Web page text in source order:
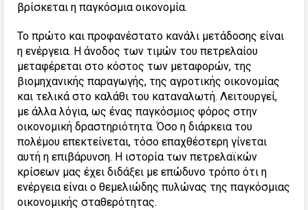
βρίσκεται η παγκόσμια οικονομία.
Το πρώτο και προφανέστατο κανάλι μετάδοσης είναι
η ενέργεια. Η άνοδος των τιμών του πετρελαίου
μεταφέρεται στο κόστος των μεταφορών, της
βιομηχανικής παραγωγής, της αγροτικής οικονομίας
και τελικά στο καλάθι του καταναλωτή. Λειτουργεί,
με άλλα λόγια, ως ένας παγκόσμιος φόρος στην
οικονομική δραστηριότητα. Όσο η διάρκεια του
πολέμου επεκτείνεται, τόσο επαχθέστερη γίνεται
αυτή η επιβάρυνση. Η ιστορία των πετρελαϊκών
κρίσεων μας έχει διδάξει με επώδυνο τρόπο ότι η
ενέργεια είναι ο θεμελιώδης πυλώνας της παγκόσμιας
οικονομικής σταθερότητας.